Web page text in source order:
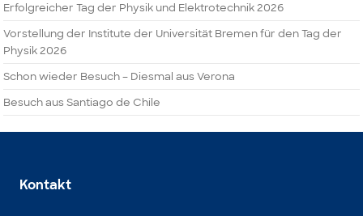
Erfolgreicher Tag der Physik und Elektrotechnik 2026
Vorstellung der Institute der Universität Bremen für den Tag der
Physik 2026
Schon wieder Besuch – Diesmal aus Verona
Besuch aus Santiago de Chile
Kontakt